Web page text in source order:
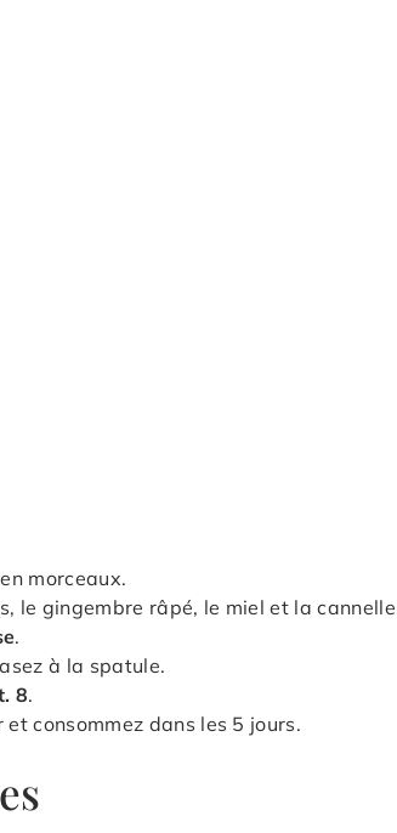
morceaux.
le gingembre râpé, le miel et la
.
à la spatule.
8.
consommez dans les 5 jours.